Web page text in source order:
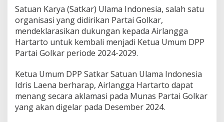
a
n
T
e
r
a
k
i
r
Satuan Karya (Satkar) Ulama Indonesia, salah satu
organisasi yang didirikan Partai Golkar,
mendeklarasikan dukungan kepada Airlangga
Hartarto untuk kembali menjadi Ketua Umum DPP
Partai Golkar periode 2024-2029.
Ketua Umum DPP Satkar Satuan Ulama Indonesia
Idris Laena berharap, Airlangga Hartarto dapat
menang secara aklamasi pada Munas Partai Golkar
yang akan digelar pada Desember 2024.